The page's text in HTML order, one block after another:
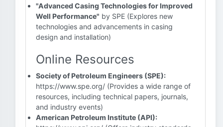
"Advanced Casing Technologies for Improved
Well Performance" by SPE (Explores new
technologies and advancements in casing
design and installation)
Online Resources
Society of Petroleum Engineers (SPE):
https://www.spe.org/ (Provides a wide range of
resources, including technical papers, journals,
and industry events)
American Petroleum Institute (API):